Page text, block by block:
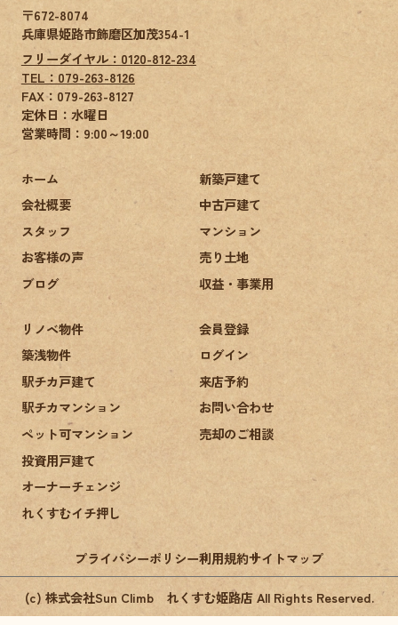
〒672-8074
兵庫県姫路市飾磨区加茂354-1
フリーダイヤル：0120-812-234
TEL：079-263-8126
FAX： 079-263-8127
定休日：水曜日
営業時間：9:00～19:00
ホーム
会社概要
スタッフ
お客様の声
ブログ
新築戸建て
中古戸建て
マンション
売り土地
収益・事業用
リノベ物件
築浅物件
駅チカ戸建て
駅チカマンション
ペット可マンション
投資用戸建て
オーナーチェンジ
れくすむイチ押し
会員登録
ログイン
来店予約
お問い合わせ
売却のご相談
プライバシーポリシー利用規約サイトマップ
(c) 株式会社Sun Climb れくすむ姫路店 All Rights Reserved.